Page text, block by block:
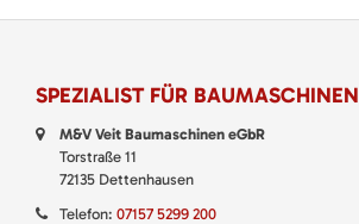
SPEZIALIST FÜR BAUMASCHINEN
M&V Veit Baumaschinen eGbR
Torstraße 11
72135 Dettenhausen
Telefon: 07157 5299 200